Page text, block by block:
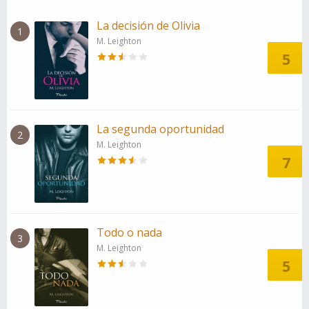
1 La decisión de Olivia
M. Leighton
5
2 La segunda oportunidad
M. Leighton
7
3 Todo o nada
M. Leighton
5